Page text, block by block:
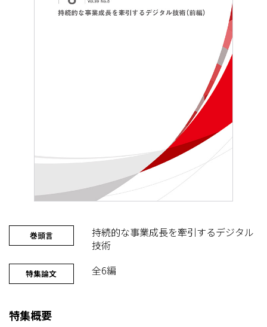
巻頭言
持続的な事業成長を牽引するデジタル
技術
特集論文 全6編
特集概要